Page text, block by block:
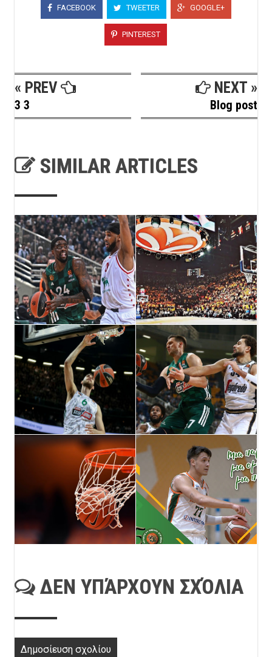
FACEBOOK TWEETER GOOGLE+
PINTEREST
« PREV
3 3
NEXT »
Blog post
SIMILAR ARTICLES
ΔΕΝ ΥΠΆΡΧΟΥΝ ΣΧΌΛΙΑ
Δημοσίευση σχολίου